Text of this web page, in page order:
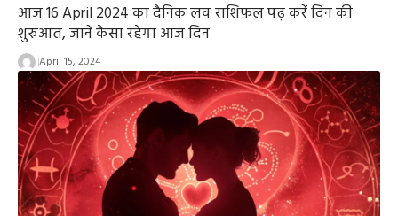
आज 16 April 2024 का दैनिक लव राशिफल पढ़ करें दिन की
शुरुआत, जानें कैसा रहेगा आज दिन
April 15, 2024